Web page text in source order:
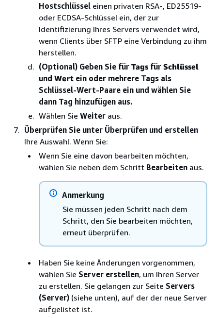
Hostschlüssel einen privaten RSA-, ED25519-
oder ECDSA-Schlüssel ein, der zur
Identifizierung Ihres Servers verwendet wird,
wenn Clients über SFTP eine Verbindung zu ihm
herstellen.
(Optional) Geben Sie für Tags für Schlüssel
und Wert ein oder mehrere Tags als
Schlüssel-Wert-Paare ein und wählen Sie
dann Tag hinzufügen aus.
Wählen Sie Weiter aus.
Überprüfen Sie unter Überprüfen und erstellen
Ihre Auswahl. Wenn Sie:
Wenn Sie eine davon bearbeiten möchten,
wählen Sie neben dem Schritt Bearbeiten aus.
Anmerkung
Sie müssen jeden Schritt nach dem
Schritt, den Sie bearbeiten möchten,
erneut überprüfen.
Haben Sie keine Änderungen vorgenommen,
wählen Sie Server erstellen, um Ihren Server
zu erstellen. Sie gelangen zur Seite Servers
(Server) (siehe unten), auf der der neue Server
aufgelistet ist.